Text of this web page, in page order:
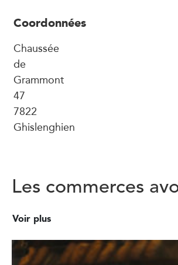
Coordonnées
Chaussée
de
Grammont
47
7822
Ghislenghien
Les commerces
Voir plus